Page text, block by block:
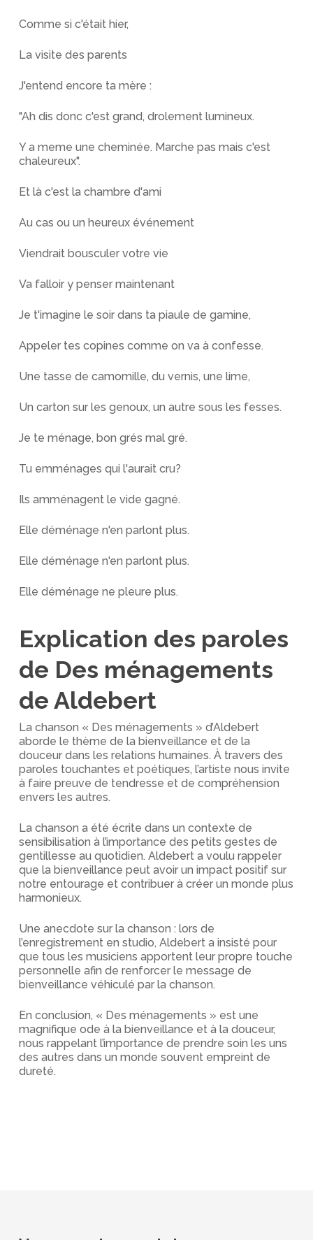
Comme si c'était hier,
La visite des parents
J'entend encore ta mère :
"Ah dis donc c'est grand, drolement lumineux.
Y a meme une cheminée. Marche pas mais c'est
chaleureux".
Et là c'est la chambre d'ami
Au cas ou un heureux événement
Viendrait bousculer votre vie
Va falloir y penser maintenant
Je t'imagine le soir dans ta piaule de gamine,
Appeler tes copines comme on va à confesse.
Une tasse de camomille, du vernis, une lime,
Un carton sur les genoux, un autre sous les fesses.
Je te ménage, bon grés mal gré.
Tu emménages qui l'aurait cru?
Ils amménagent le vide gagné.
Elle déménage n'en parlont plus.
Elle déménage n'en parlont plus.
Elle déménage ne pleure plus.
Explication des paroles
de Des ménagements
de Aldebert
La chanson « Des ménagements » d’Aldebert
aborde le thème de la bienveillance et de la
douceur dans les relations humaines. À travers des
paroles touchantes et poétiques, l’artiste nous invite
à faire preuve de tendresse et de compréhension
envers les autres.
La chanson a été écrite dans un contexte de
sensibilisation à l’importance des petits gestes de
gentillesse au quotidien. Aldebert a voulu rappeler
que la bienveillance peut avoir un impact positif sur
notre entourage et contribuer à créer un monde plus
harmonieux.
Une anecdote sur la chanson : lors de
l’enregistrement en studio, Aldebert a insisté pour
que tous les musiciens apportent leur propre touche
personnelle afin de renforcer le message de
bienveillance véhiculé par la chanson.
En conclusion, « Des ménagements » est une
magnifique ode à la bienveillance et à la douceur,
nous rappelant l’importance de prendre soin les uns
des autres dans un monde souvent empreint de
dureté.